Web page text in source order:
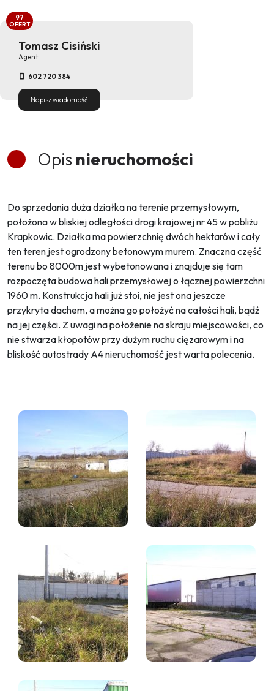
Tomasz Cisiński
Agent
602 720 384
Napisz wiadomość
97
OFERT
Opis nieruchomości
Do sprzedania duża działka na terenie przemysłowym,
położona w bliskiej odległości drogi krajowej nr 45 w pobliżu
Krapkowic. Działka ma powierzchnię dwóch hektarów i cały
ten teren jest ogrodzony betonowym murem. Znaczna część
terenu bo 8000m jest wybetonowana i znajduje się tam
rozpoczęta budowa hali przemysłowej o łącznej powierzchni
1960 m. Konstrukcja hali już stoi, nie jest ona jeszcze
przykryta dachem, a można go położyć na całości hali, bądź
na jej części. Z uwagi na położenie na skraju miejscowości, co
nie stwarza kłopotów przy dużym ruchu cięzarowym i na
bliskość autostrady A4 nieruchomość jest warta polecenia.